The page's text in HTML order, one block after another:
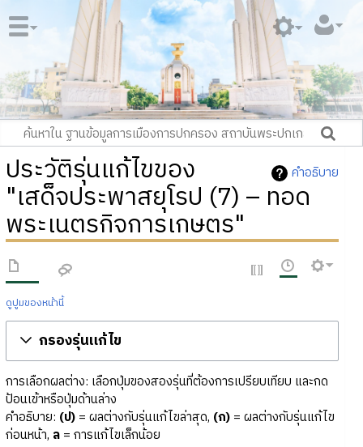
คำอธิบาย
ประวัติรุ่นแก้ไขของ
"เสด็จประพาสยุโรป (7) – ทอด
พระเนตรกิจการเกษตร"
ดูปูมของหน้านี้
กรองรุ่นแก้ไข
การเลือกผลต่าง: เลือกปุ่มของสองรุ่นที่ต้องการเปรียบเทียบ และกด
ป้อนเข้าหรือปุ่มด้านล่าง
คำอธิบาย: (ป)= ผลต่างกับรุ่นแก้ไขล่าสุด, (ก)= ผลต่างกับรุ่นแก้ไข
ก่อนหน้า, ล= การแก้ไขเล็กน้อย